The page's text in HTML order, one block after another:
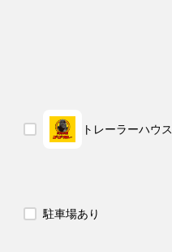
トレーラーハウス
駐車場あり